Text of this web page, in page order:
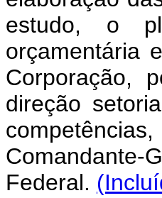
estudo, o
orçamentária
Corporação,
direção
Federal.